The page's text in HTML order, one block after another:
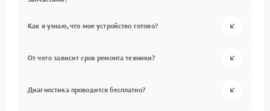
Как я узнаю, что мое устройство готово?
От чего зависит срок ремонта техники?
Диагностика проводится бесплатно?